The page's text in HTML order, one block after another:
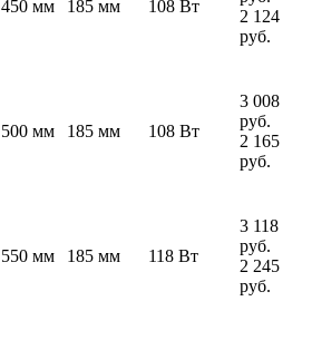
450 мм 185 мм 108 Вт
2 124
руб.
500 мм 185 мм 108 Вт
3 008
руб.
2 165
руб.
550 мм 185 мм 118 Вт
3 118
руб.
2 245
руб.